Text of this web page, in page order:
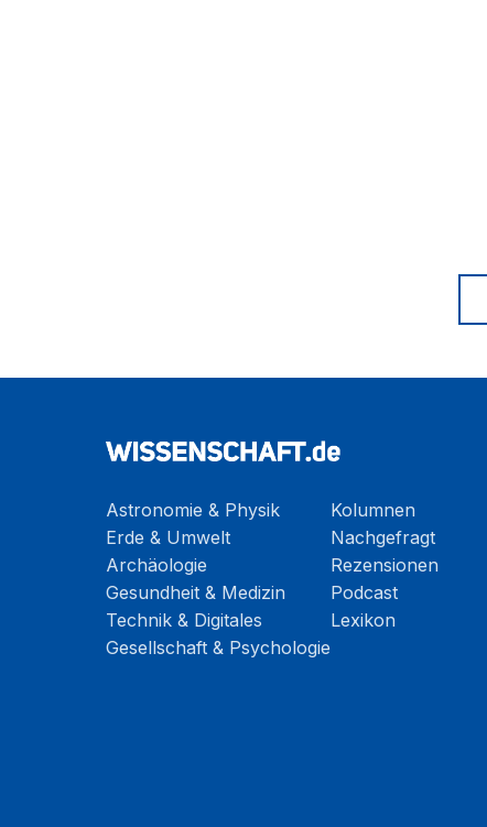
Astronomie & Physik
Erde & Umwelt
Archäologie
Gesundheit & Medizin
Technik & Digitales
Gesellschaft & Psychologie
Kolumnen
Nachgefragt
Rezensionen
Podcast
Lexikon